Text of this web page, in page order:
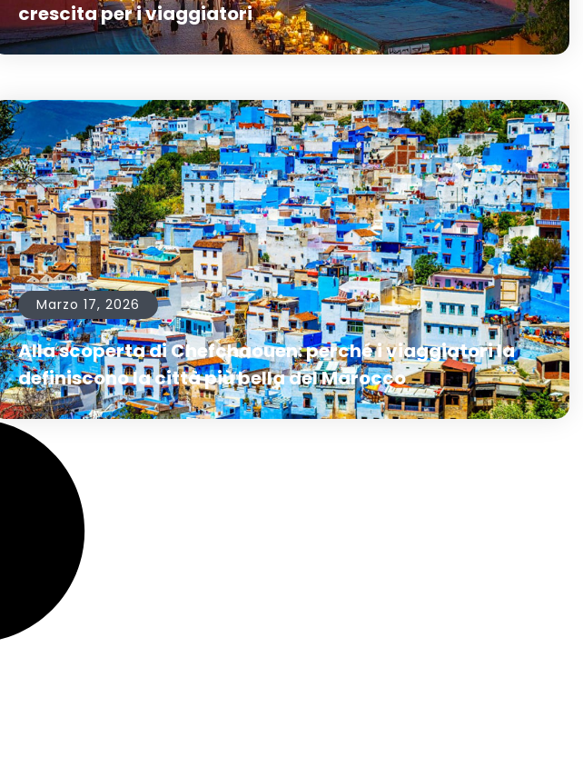
crescita per i viaggiatori
Marzo 17, 2026
Alla scoperta di Chefchaouen: perché i viaggiatori la
definiscono la città più bella del Marocco